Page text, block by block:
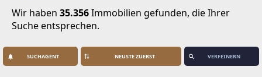
Wir haben 35.356Immobilien gefunden, die Ihrer
Suche entsprechen.
SUCHAGENT VERFEINERN